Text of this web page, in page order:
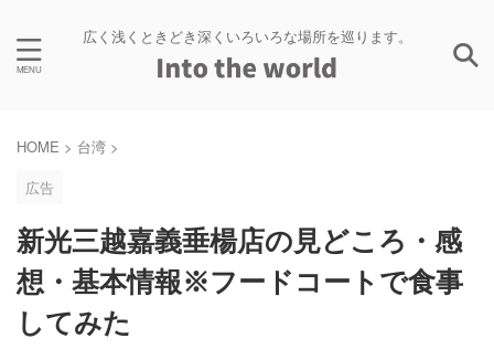
広く浅くときどき深くいろいろな場所を巡ります。
HOME > 台湾 >
広告
新光三越嘉義垂楊店の見どころ・感
想・基本情報※フードコートで食事
してみた